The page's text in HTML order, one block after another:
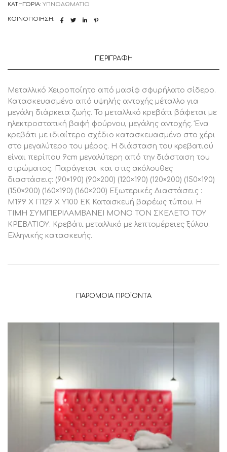
ΗΜΙΔΙΠΛΟ
ΕΛΛΗΝΙΚΗΣ
ΚΑΤΑΣΚΕΥΗΣ
Τεμάχιο
ΚΑΤΗΓΟΡΊΑ: ΥΠΝΟΔΩΜΑΤΙΟ
ΚΟΙΝΟΠΟΊΗΣΗ:
ΠΕΡΙΓΡΑΦΉ
Μεταλλικό Χειροποίητο από μασίφ σφυρήλατο σίδερο.
Κατασκευασμένο από υψηλής αντοχής μέταλλο για
μεγάλη διάρκεια ζωής. Το μεταλλικό κρεβάτι βάφεται με
ηλεκτροστατική βαφή φούρνου, μεγάλης αντοχής. Ένα
κρεβάτι με ιδιαίτερο σχέδιο κατασκευασμένο στο χέρι
στο μεγαλύτερο του μέρος. Η διάσταση του κρεβατιού
είναι περίπου 9cm μεγαλύτερη από την διάσταση του
στρώματος. Παράγεται και στις ακόλουθες
διαστάσεις: (90×190) (90×200) (120×190) (120×200) (150×190)
(150×200) (160×190) (160×200) Εξωτερικές Διαστάσεις :
Μ199 Χ Π129 Χ Υ100 ΕΚ Κατασκευή βαρέως τύπου. Η
ΤΙΜΗ ΣΥΜΠΕΡΙΛΑΜΒΑΝΕΙ ΜΟΝΟ ΤΟΝ ΣΚΕΛΕΤΟ ΤΟΥ
ΚΡΕΒΑΤΙΟΥ. Κρεβάτι μεταλλικό με λεπτομέρειες ξύλου.
Ελληνικής κατασκευής.
ΠΑΡΌΜΟΙΑ ΠΡΟΪΌΝΤΑ